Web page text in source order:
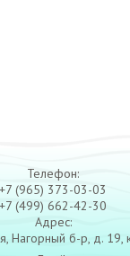
Телефон:
+7 (965) 373-03-03
+7 (499) 662-42-30
Адрес:
Нагорный б-р, д. 19,